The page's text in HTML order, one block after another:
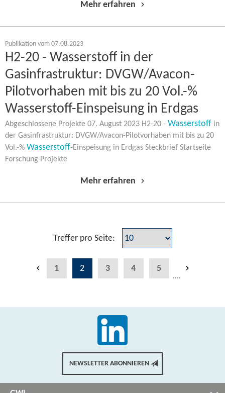
Mehr erfahren
Publikation vom 07.08.2023
H2-20 - Wasserstoff in der
Gasinfrastruktur: DVGW/Avacon-​
Pilotvorhaben mit bis zu 20 Vol.-%
Wasserstoff-​Einspeisung in Erdgas
Abgeschlossene Projekte 07. August 2023 H2-20 - Wasserstoff in
der Gasinfrastruktur: DVGW/Avacon-​Pilotvorhaben mit bis zu 20
Vol.-% Wasserstoff-​Einspeisung in Erdgas Steckbrief Startseite
Forschung Projekte
Mehr erfahren
Treffer pro Seite:
1 2 3 4 5
....
NEWSLETTER ABONNIEREN